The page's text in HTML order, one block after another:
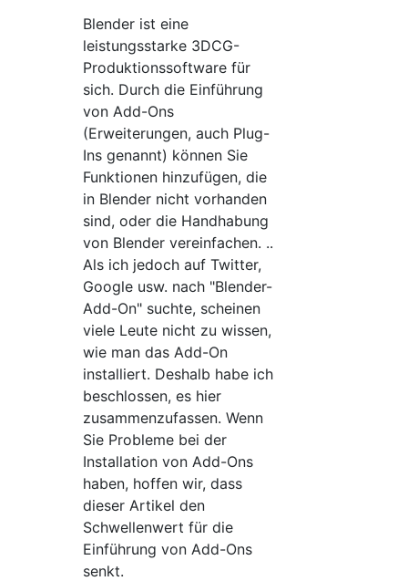
Blender ist eine
leistungsstarke 3DCG-
Produktionssoftware für
sich. Durch die Einführung
von Add-Ons
(Erweiterungen, auch Plug-
Ins genannt) können Sie
Funktionen hinzufügen, die
in Blender nicht vorhanden
sind, oder die Handhabung
von Blender vereinfachen. ..
Als ich jedoch auf Twitter,
Google usw. nach "Blender-
Add-On" suchte, scheinen
viele Leute nicht zu wissen,
wie man das Add-On
installiert. Deshalb habe ich
beschlossen, es hier
zusammenzufassen. Wenn
Sie Probleme bei der
Installation von Add-Ons
haben, hoffen wir, dass
dieser Artikel den
Schwellenwert für die
Einführung von Add-Ons
senkt.